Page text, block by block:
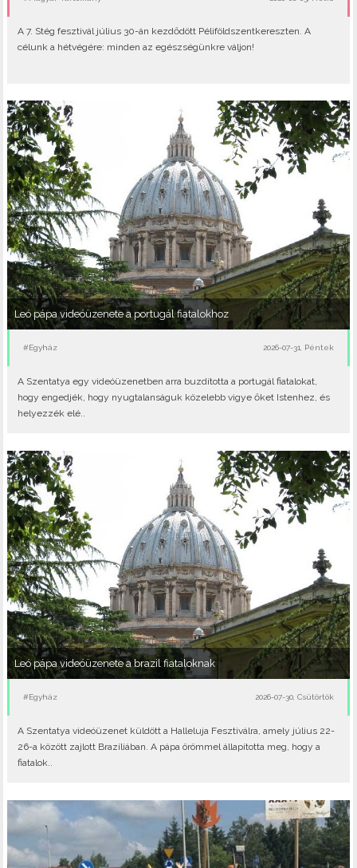
A 7. Stég fesztivál július 30-án kezdődött Péliföldszentkereszten. A
célunk a hétvégére: minden az egészségünkre váljon!
Leó pápa videóüzenete a portugál fiatalokhoz
#Egyház 2026-07-31, Péntek
A Szentatya egy videóüzenetben arra buzdította a portugál fiatalokat,
hogy engedjék, hogy nyugtalanságuk közelebb vigye őket Istenhez, és
helyezzék elé..
Leó pápa videóüzenete a brazil fiataloknak
#Egyház 2026-07-30, Csütörtök
A Szentatya videóüzenet küldött a Halleluja Fesztiválra, amely július 22-
26-a között zajlott Brazíliában. A pápa örömmel állapította meg, hogy a
fiatalok..